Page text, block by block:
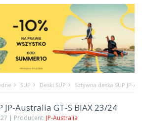
SUP Deski SUP Sztywna deska SUP JP-
JP-Australia GT-S BIAX 23/24
| Producent: JP-Australia